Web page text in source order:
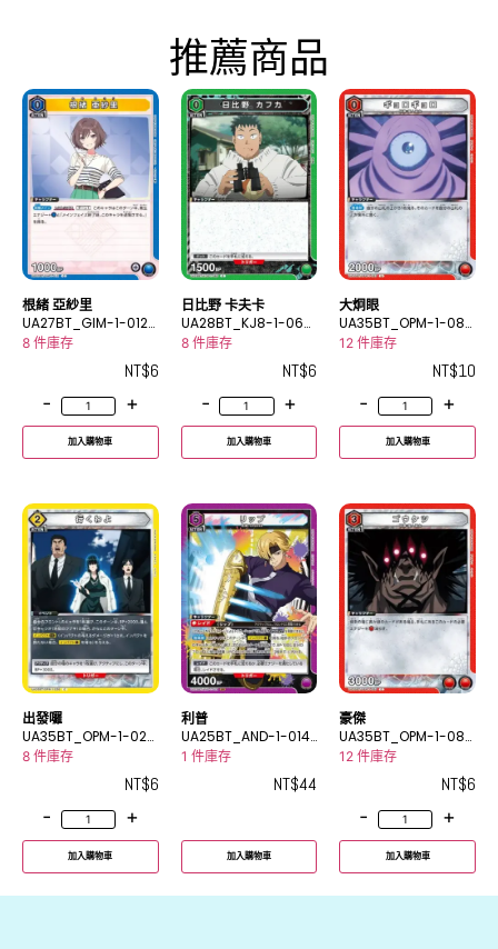
推薦商品
根緒 亞紗里
UA27BT_GIM-1-012
C
8 件庫存
NT$6
-
+
加入購物車
日比野 卡夫卡
UA28BT_KJ8-1-060
C
8 件庫存
NT$6
-
+
加入購物車
大炯眼
UA35BT_OPM-1-083
U
12 件庫存
NT$10
-
+
加入購物車
出發囉
UA35BT_OPM-1-026
C
8 件庫存
NT$6
-
+
加入購物車
利普
UA25BT_AND-1-014
SR
1 件庫存
NT$44
加入購物車
豪傑
UA35BT_OPM-1-085
C
12 件庫存
NT$6
-
+
加入購物車